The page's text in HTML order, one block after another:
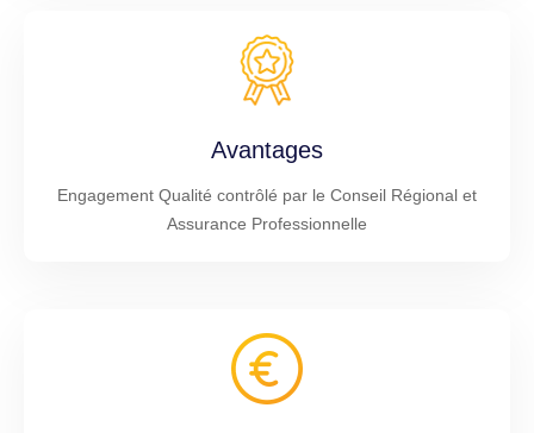
Avantages
Engagement Qualité contrôlé par le Conseil Régional et
Assurance Professionnelle